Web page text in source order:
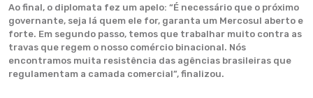
Ao final, o diplomata fez um apelo: “É necessário que o próximo
governante, seja lá quem ele for, garanta um Mercosul aberto e
forte. Em segundo passo, temos que trabalhar muito contra as
travas que regem o nosso comércio binacional. Nós
encontramos muita resistência das agências brasileiras que
regulamentam a camada comercial”, finalizou.